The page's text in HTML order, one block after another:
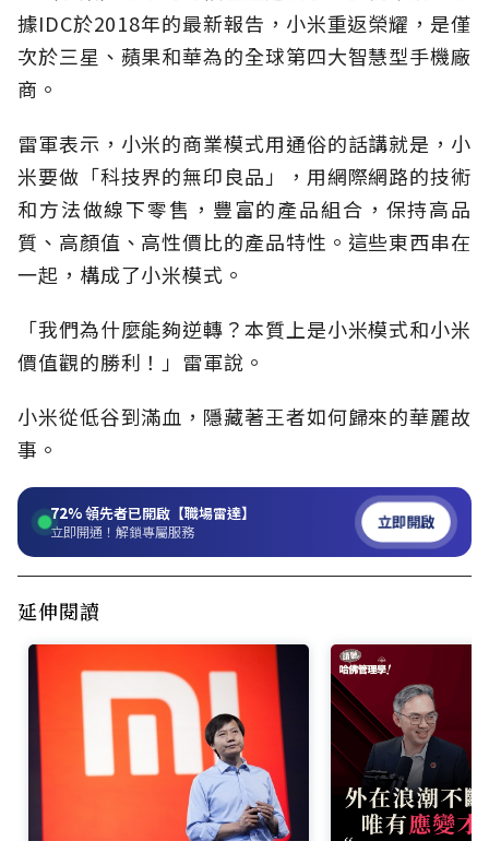
據IDC於2018年的最新報告，小米重返榮耀，是僅
次於三星、蘋果和華為的全球第四大智慧型手機廠
商。
雷軍表示，小米的商業模式用通俗的話講就是，小
米要做「科技界的無印良品」，用網際網路的技術
和方法做線下零售，豐富的產品組合，保持高品
質、高顏值、高性價比的產品特性。這些東西串在
一起，構成了小米模式。
「我們為什麼能夠逆轉？本質上是小米模式和小米
價值觀的勝利！」雷軍說。
小米從低谷到滿血，隱藏著王者如何歸來的華麗故
事。
72%領先者已開啟【職場雷達】
立即開通！解鎖專屬服務 立即開啟
延伸閱讀